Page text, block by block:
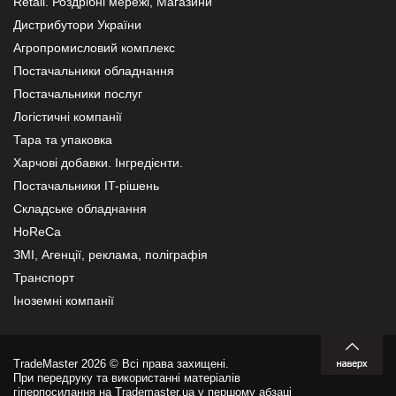
Дистрибутори України
Агропромисловий комплекс
Постачальники обладнання
Постачальники послуг
Логістичні компанії
Тара та упаковка
Харчові добавки. Інгредієнти.
Постачальники IT-рішень
Складське обладнання
HoReCa
ЗМІ, Агенції, реклама, поліграфія
Транспорт
Іноземні компанії
TradeMaster 2026 © Всі права захищені.
При передруку та використанні матеріалів
гіперпосилання на Trademaster.ua у першому абзаці